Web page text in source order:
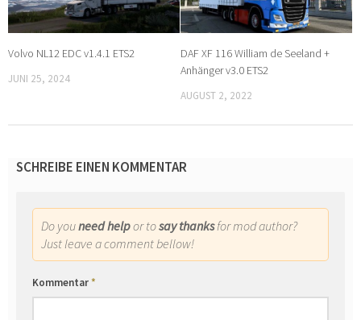
Volvo NL12 EDC v1.4.1 ETS2
JUNI 25, 2024
DAF XF 116 William de Seeland +
Anhänger v3.0 ETS2
AUGUST 2, 2022
SCHREIBE EINEN KOMMENTAR
Do youneed helpor tosay thanksfor mod author?
Just leave a comment bellow!
Kommentar*